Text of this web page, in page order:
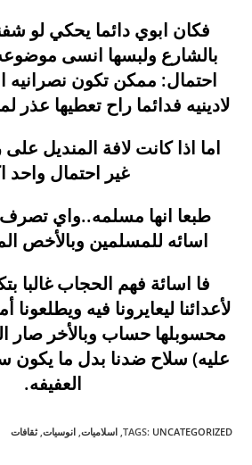
فكان ابوي دائما يحكي لو
بالشارع ولبسها انسى
احتمال: ممكن تكون نصرانيه
لادينيه فدائما راح تعطيها عذر
اما اذا كانت لافة المنديل
غير احتمال واحد
طبعا انها مسلمه..واي تصرف
اسائه للمسلمين وبالأخص
فا اسائة فهم الحجاب غالبا
لأعدائنا ليعايرونا فيه
محسوبلها حساب وبالأخر صار
عليه) سلاح ضدنا بدل ما يكون
العفيفه.
TAGS: UNCATEGORIZED
, اسلاميات, انوسيات, ثقافات